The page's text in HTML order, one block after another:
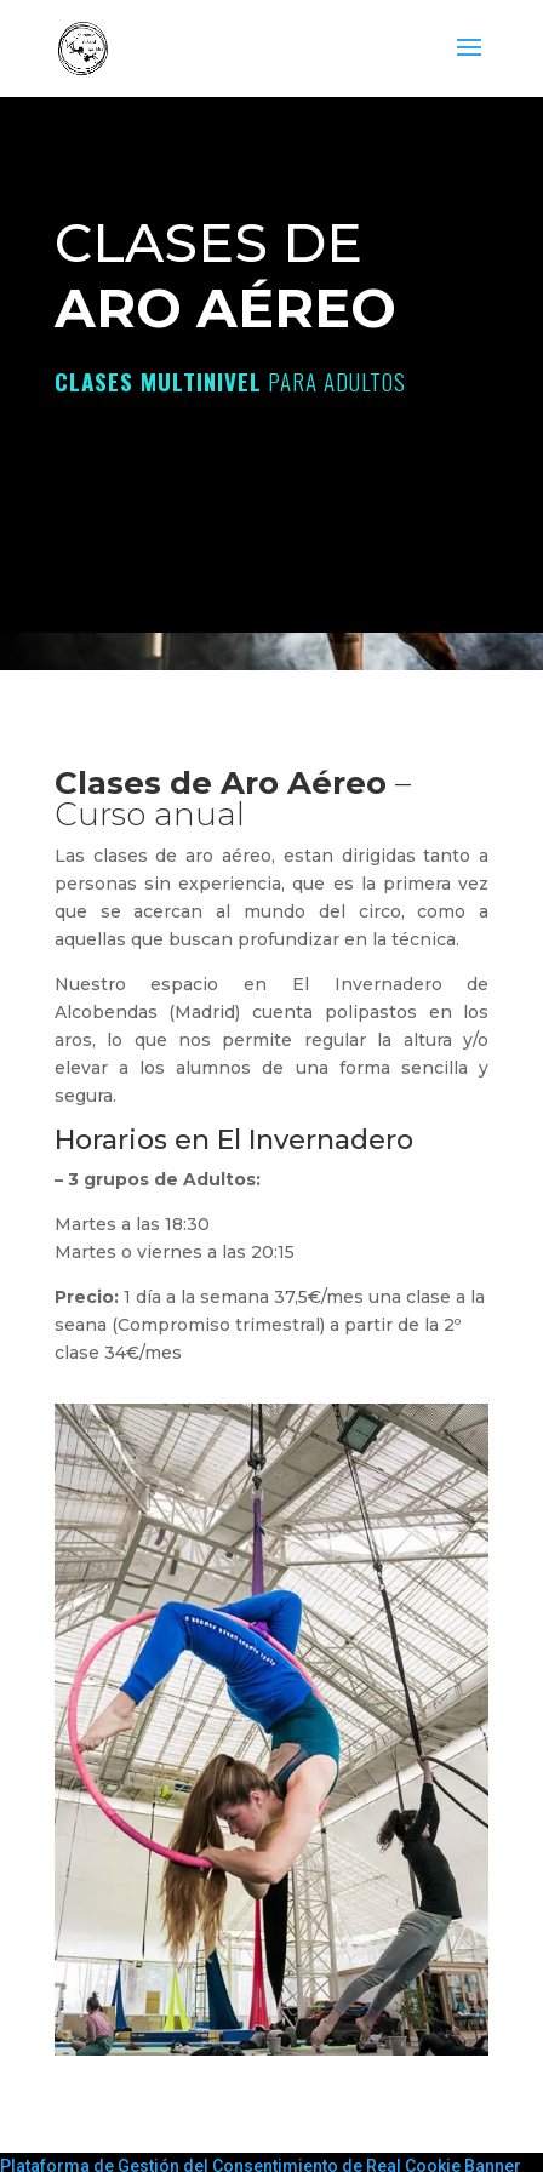
CLASES DE
ARO AÉREO
CLASES MULTINIVEL PARA ADULTOS
Clases de Aro Aéreo –
Curso anual
Las clases de aro aéreo, estan dirigidas tanto a
personas sin experiencia, que es la primera vez
que se acercan al mundo del circo, como a
aquellas que buscan profundizar en la técnica.
Nuestro espacio en El Invernadero de
Alcobendas (Madrid) cuenta polipastos en los
aros, lo que nos permite regular la altura y/o
elevar a los alumnos de una forma sencilla y
segura.
Horarios en El Invernadero
– 3 grupos de Adultos:
Martes a las 18:30
Martes o viernes a las 20:15
Precio: 1 día a la semana 37,5€/mes una clase a la
seana (Compromiso trimestral) a partir de la 2º
clase 34€/mes
Plataforma de Gestión del Consentimiento de Real Cookie Banner